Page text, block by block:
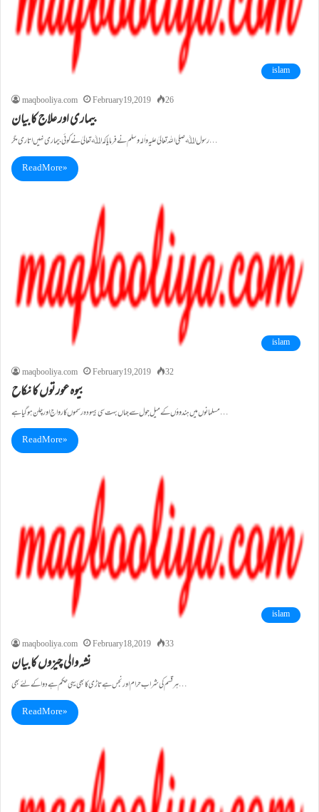
islam
maqbooliya.com
February 19, 2019 26
بیماری اور علاج کا بیان
رسول اﷲ صلی اللہ تعالیٰ علیہ واٰلہ وسلم نے فرمایا کہ اﷲتعالیٰ نے کوئی بیماری نہیں اتاری مگر…
Read More »
islam
maqbooliya.com
February 19, 2019 32
بیوہ عورتوں کا نکاح
مسلمانوں میں ہندوؤں کے میل جول سے جہاں بہت سی بیہودہ رسموں کا رواج اور چلن ہوگیا ہے…
Read More »
islam
maqbooliya.com
February 18, 2019 33
نشہ والی چیزوں کا بیان
ہر قسم کی شراب حرام اور نجس ہے تاڑی کا بھی یہی حکم ہے دوا کے لئے بھی…
Read More »